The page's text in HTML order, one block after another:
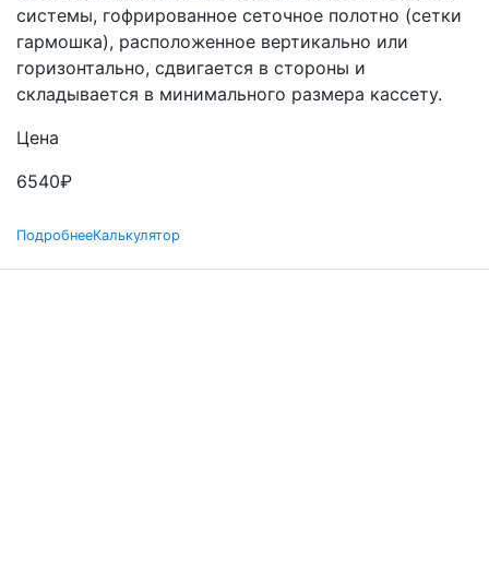
системы, гофрированное сеточное полотно (сетки
гармошка), расположенное вертикально или
горизонтально, сдвигается в стороны и
складывается в минимального размера кассету.
Цена
6540₽
ПодробнееКалькулятор